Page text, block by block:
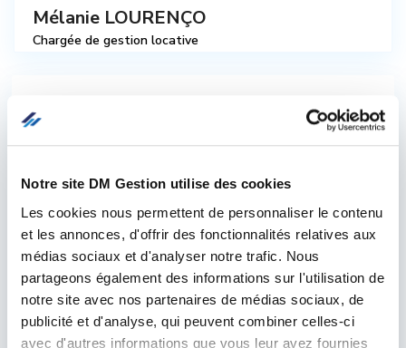
Notre site DM Gestion utilise des cookies
Les cookies nous permettent de personnaliser le contenu
et les annonces, d'offrir des fonctionnalités relatives aux
médias sociaux et d'analyser notre trafic. Nous
partageons également des informations sur l'utilisation de
notre site avec nos partenaires de médias sociaux, de
publicité et d'analyse, qui peuvent combiner celles-ci
avec d'autres informations que vous leur avez fournies
Mélanie LOURENÇO
Chargée de gestion locative
Recherche
Min. chambre
Min. salle d'eau